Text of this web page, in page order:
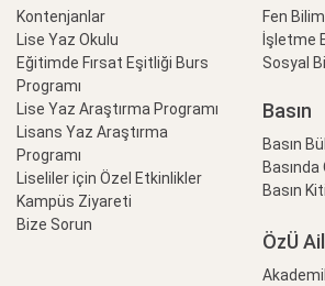
Kontenjanlar
Lise Yaz Okulu
Eğitimde Fırsat Eşitliği Burs
Programı
Lise Yaz Araştırma Programı
Lisans Yaz Araştırma
Programı
Liseliler için Özel Etkinlikler
Kampüs Ziyareti
Bize Sorun
Fen
İşletme
Sosyal
Basın
Basın
Basında
Basın Kiti
ÖzÜ